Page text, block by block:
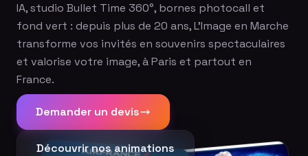
IA, studio Bullet Time 360°, bornes photocall et
fond vert : depuis plus de 20 ans, L'Image en Marche
transforme vos invités en souvenirs spectaculaires
et valorise votre image, à Paris et partout en
France.
Demander un devis
Découvrir nos animations